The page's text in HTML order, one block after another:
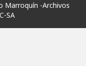
Marroquín -Archivos
SA